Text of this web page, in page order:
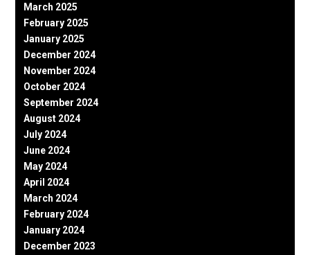
March 2025
February 2025
January 2025
December 2024
November 2024
October 2024
September 2024
August 2024
July 2024
June 2024
May 2024
April 2024
March 2024
February 2024
January 2024
December 2023